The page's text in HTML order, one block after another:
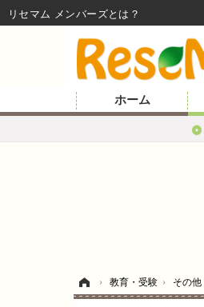
ホーム
› 教育・受験 › その他
リセマム メンバーズ